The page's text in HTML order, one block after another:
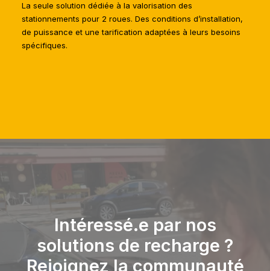
La seule solution dédiée à la valorisation des
stationnements pour 2 roues. Des conditions d’installation,
de puissance et une tarification adaptées à leurs besoins
spécifiques.
Intéressé.e par nos
solutions de recharge ?
Rejoignez la communauté